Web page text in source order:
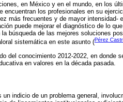
en México y en el mundo, en los
los profesionales en su
más frecuentes y de mayor intensidad-
puede mejorar el diagnóstico de lo
búsqueda de las mejores soluciones
sistemática en este asunto (Pérez
del conocimiento 2012-2022, en donde
en valores en la década pasada.
indicio de un problema general,